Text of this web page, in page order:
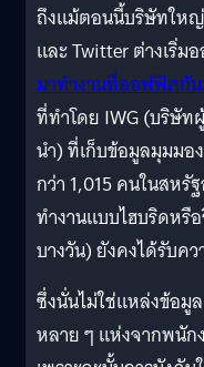
ถึงแม้ตอนนี้บริษัทใหญ่
และ Twitter ต่างเริ่ม
มาทำงานที่ออฟฟิศกั
ที่ทำโดย IWG (บริษั
นำ) ที่เก็บข้อมูลมุมมอ
กว่า 1,015 คนในสหรั
ทำงานแบบไฮบริดหรื
บางวัน) ยังคงได้รับค
ซึ่งนั่นไม่ใช่แหล่งข้อมู
หลาย ๆ แห่งจากพนัก